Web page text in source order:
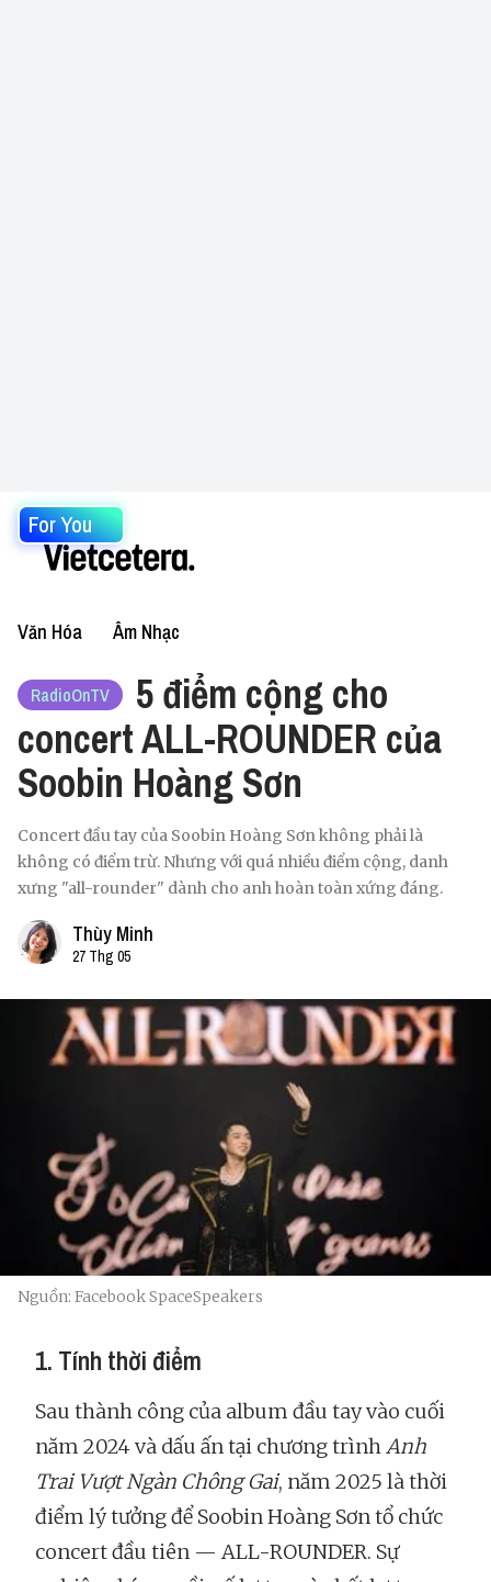
For You
Văn Hóa Âm Nhạc
RadioOnTV
5 điểm cộng cho
concert ALL-ROUNDER của
Soobin Hoàng Sơn
Concert đầu tay của Soobin Hoàng Sơn không phải là
không có điểm trừ. Nhưng với quá nhiều điểm cộng, danh
xưng "all-rounder" dành cho anh hoàn toàn xứng đáng.
Thùy Minh
27 Thg 05
Nguồn: Facebook SpaceSpeakers
1. Tính thời điểm
Sau thành công của album đầu tay vào cuối
năm 2024 và dấu ấn tại chương trìnhAnh
Trai Vượt Ngàn Chông Gai, năm 2025 là thời
điểm lý tưởng để Soobin Hoàng Sơn tổ chức
concert đầu tiên — ALL-ROUNDER. Sự